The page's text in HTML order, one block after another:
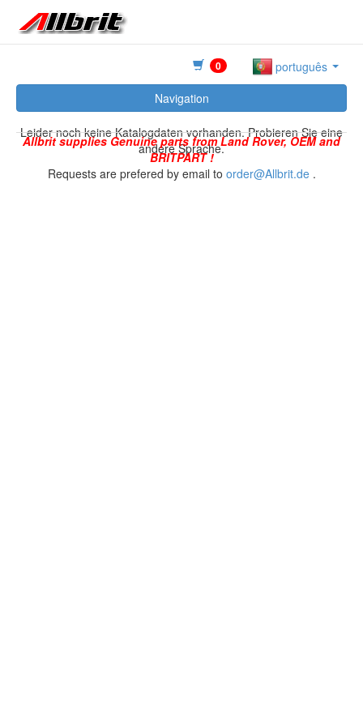
0
português
Navigation
Leider noch keine Katalogdaten vorhanden. Probieren Sie eine
andere Sprache.
Allbrit supplies Genuine parts from Land Rover, OEM and
BRITPART !
Requests are prefered by email to order@Allbrit.de.